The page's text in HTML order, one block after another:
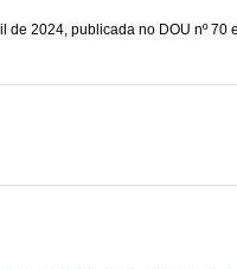
de 2024, publicada no DOU nº